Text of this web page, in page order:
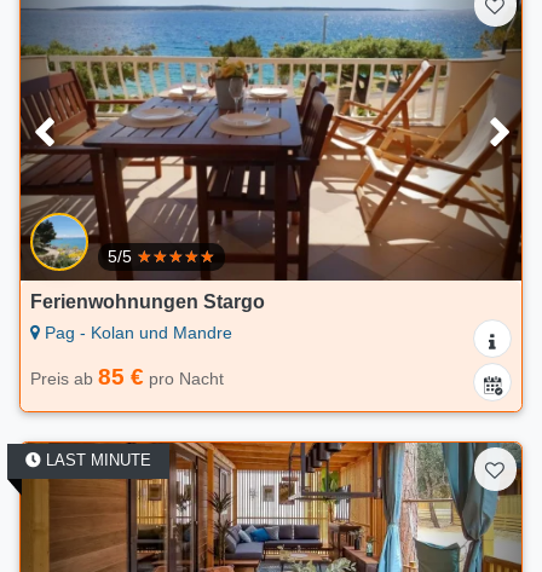
5/5
Ferienwohnungen Stargo
Pag - Kolan und Mandre
Preis ab 85 € pro Nacht
LAST MINUTE